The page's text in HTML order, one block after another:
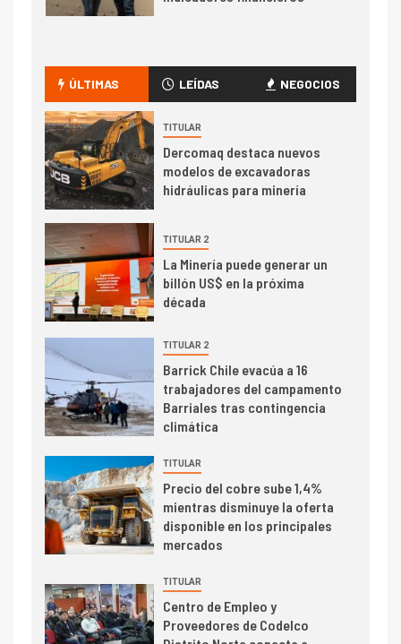
camión 100% eléctrico para
transportar cátodos al Puerto
2
Producción minera en mayo de
3
PIB minero impacta el
crecimiento regional: Banco
trimestre
I+D
Informe bimensual de
Cochilco: precio del cobre
alcanza máximos por escasez
5 I+D
Estudio revela cómo el precio
del cobre y educación superior
se relacionan en zonas
mineras
6 I+D
BHP proyecta producción de
cobre cercana a 2 millones de
ÚLTIMAS LEÍDAS NEGOCIOS
TITULAR
Dercomaq destaca nuevos
modelos de excavadoras
hidráulicas para minería
TITULAR 2
La Minería puede generar un
billón US$ en la próxima
década
TITULAR 2
Barrick Chile evacúa a 16
trabajadores del campamento
Barriales tras contingencia
climática
TITULAR
Precio del cobre sube 1,4%
mientras disminuye la oferta
disponible en los principales
mercados
TITULAR
Centro de Empleo y
Proveedores de Codelco